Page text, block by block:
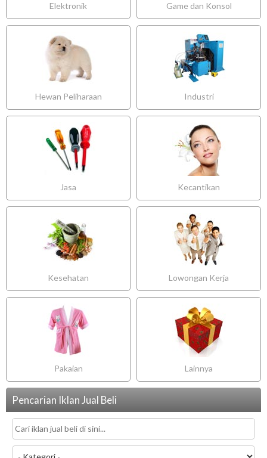
Elektronik Game dan Konsol
Hewan Peliharaan Industri
Jasa Kecantikan
Kesehatan Lowongan Kerja
Pakaian Lainnya
Pencarian Iklan Jual Beli